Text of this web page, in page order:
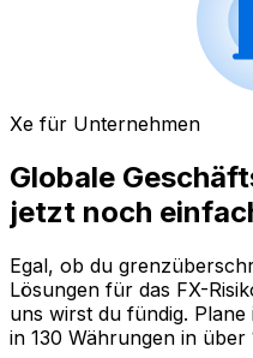
Xe für Unternehmen
Globale
jetzt noch
Egal, ob du
Lösungen für das FX-
uns wirst du fündig.
in 130 Währungen in über